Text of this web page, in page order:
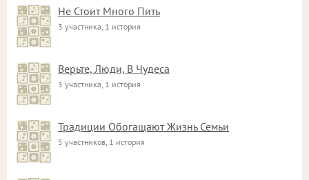
Не Стоит Много Пить
3 участника, 1 история
Верьте, Люди, В Чудеса
3 участника, 1 история
Традиции Обогащают Жизнь Семьи
5 участников, 1 история